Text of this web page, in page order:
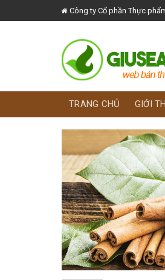
to
Công ty Cổ phần Thực
TRANG CHỦ GIỚI